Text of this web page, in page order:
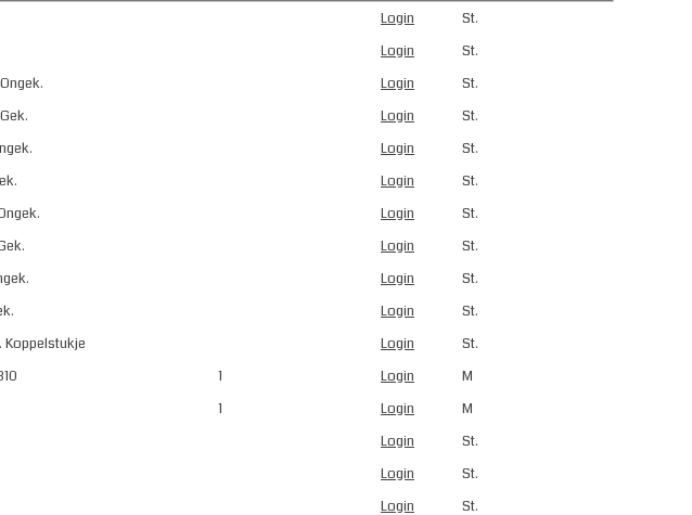
Login
St.
Login
St.
Login
St.
Login
St.
Login
St.
Login
St.
Login
St.
Login
St.
Login
St.
Login
St.
Koppelstukje Login
St.
1 Login
M
1 Login
M
Login
St.
Login
St.
Login
St.